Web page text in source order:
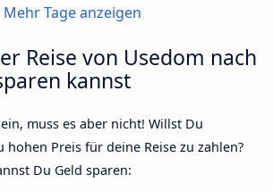
Mehr Tage anzeigen
Reise von Usedom nach
kannst
muss es aber nicht! Willst Du
hohen Preis für deine Reise zu zahlen?
Du Geld sparen: